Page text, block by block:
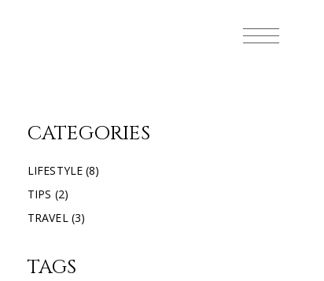
CATEGORIES
LIFESTYLE(8)
TIPS (2)
TRAVEL(3)
TAGS